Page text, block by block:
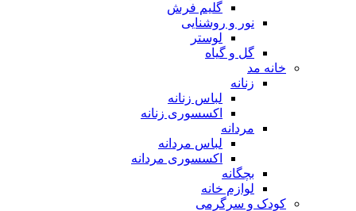
گلیم فرش
نور و روشنایی
لوستر
گل و گیاه
خانه مد
زنانه
لباس زنانه
اکسسوری زنانه
مردانه
لباس مردانه
اکسسوری مردانه
بچگانه
لوازم خانه
کودک و سرگرمی